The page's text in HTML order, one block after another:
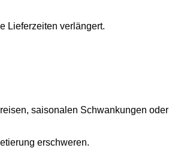
Lieferzeiten verlängert.
saisonalen Schwankungen oder
erschweren.